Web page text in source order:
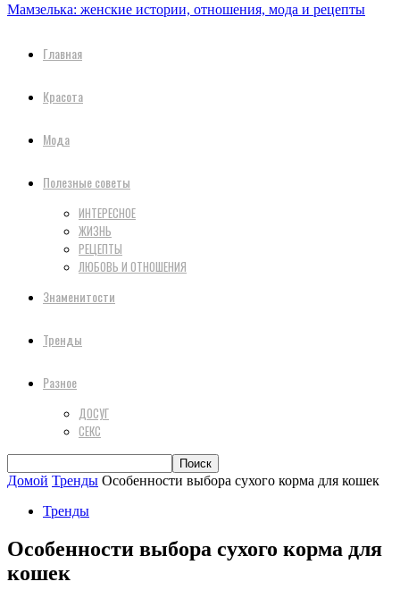
Мамзелька: женские истории, отношения, мода и рецепты
Главная
Красота
Мода
Полезные советы
ИНТЕРЕСНОЕ
ЖИЗНЬ
РЕЦЕПТЫ
ЛЮБОВЬ И ОТНОШЕНИЯ
Знаменитости
Тренды
Разное
ДОСУГ
СЕКС
Домой Тренды Особенности выбора сухого корма для кошек
Тренды
Особенности выбора сухого корма для
кошек